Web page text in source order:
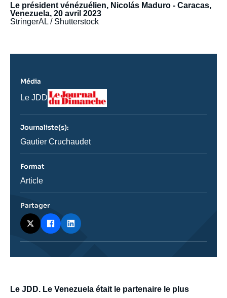
Le président vénézuélien, Nicolás Maduro - Caracas,
Venezuela, 20 avril 2023
StringerAL / Shutterstock
body
Le JDD. Le Venezuela était le partenaire le plus
Média
Nom
journal,
ou
émission
Le JDD
Logo
Journaliste(s):
Journaliste
Gautier Cruchaudet
Format
Catégorie
Article
Partager